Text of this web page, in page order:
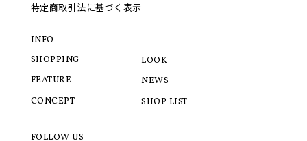
特定商取引法に基づく表示
INFO
SHOPPING
FEATURE
CONCEPT
LOOK
NEWS
SHOP LIST
FOLLOW US